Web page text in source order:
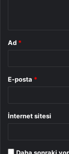
Ad *
E-posta *
İnternet sitesi
Daha sonraki